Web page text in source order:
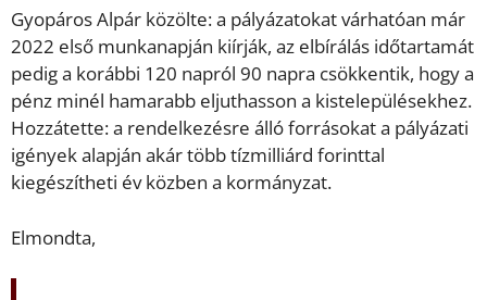
Gyopáros Alpár közölte: a pályázatokat várhatóan már
2022 első munkanapján kiírják, az elbírálás időtartamát
pedig a korábbi 120 napról 90 napra csökkentik, hogy a
pénz minél hamarabb eljuthasson a kistelepülésekhez.
Hozzátette: a rendelkezésre álló forrásokat a pályázati
igények alapján akár több tízmilliárd forinttal
kiegészítheti év közben a kormányzat.
Elmondta,